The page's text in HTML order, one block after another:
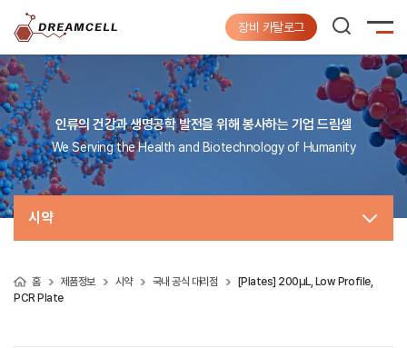
장비 카탈로그
인류의 건강과 생명공학 발전을 위해 봉사하는 기업 드림셀
We Serving the Health and Biotechnology of Humanity
시약
홈 제품정보 시약 국내 공식 대리점
[Plates] 200µL, Low Profile,
PCR Plate